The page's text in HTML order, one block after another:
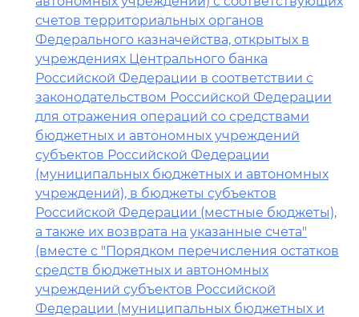
счетов территориальных органов
Федерального казначейства, открытых в
учреждениях Центрального банка
Российской Федерации в соответствии с
законодательством Российской Федерации
для отражения операций со средствами
бюджетных и автономных учреждений
субъектов Российской Федерации
(муниципальных бюджетных и автономных
учреждений), в бюджеты субъектов
Российской Федерации (местные бюджеты),
а также их возврата на указанные счета"
(вместе с "Порядком перечисления остатков
средств бюджетных и автономных
учреждений субъектов Российской
Федерации (муниципальных бюджетных и